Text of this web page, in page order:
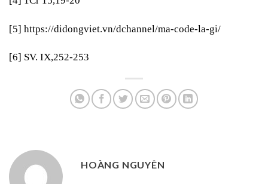
[5] https://didongviet.vn/dchannel/ma-code-la-gi/
[6] SV. IX,252-253
HOÀNG NGUYÊN